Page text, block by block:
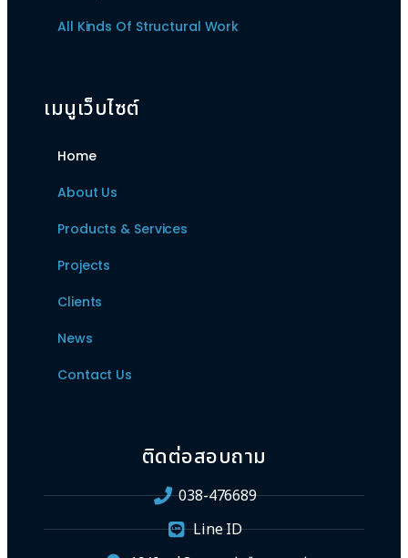
All Kinds Of Structural Work
เมนูเว็บไซต์
Home
About Us
Products & Services
Projects
Clients
News
Contact Us
ติดต่อสอบถาม
038-476689
Line ID